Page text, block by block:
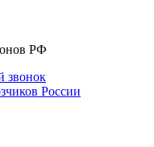
РФ
звонок
России